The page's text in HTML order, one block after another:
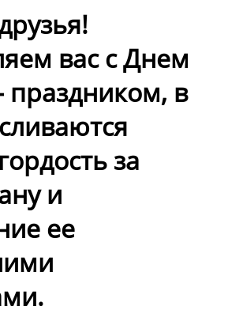
вас с Днем
в
за
и
ее